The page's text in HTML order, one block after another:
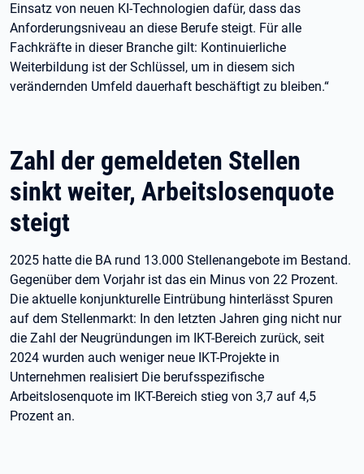
Einsatz von neuen KI-Technologien dafür, dass das
Anforderungsniveau an diese Berufe steigt. Für alle
Fachkräfte in dieser Branche gilt: Kontinuierliche
Weiterbildung ist der Schlüssel, um in diesem sich
verändernden Umfeld dauerhaft beschäftigt zu bleiben.“
Zahl der gemeldeten Stellen
sinkt weiter, Arbeitslosenquote
steigt
2025 hatte die BA rund 13.000 Stellenangebote im Bestand.
Gegenüber dem Vorjahr ist das ein Minus von 22 Prozent.
Die aktuelle konjunkturelle Eintrübung hinterlässt Spuren
auf dem Stellenmarkt: In den letzten Jahren ging nicht nur
die Zahl der Neugründungen im IKT-Bereich zurück, seit
2024 wurden auch weniger neue IKT-Projekte in
Unternehmen realisiert Die berufsspezifische
Arbeitslosenquote im IKT-Bereich stieg von 3,7 auf 4,5
Prozent an.